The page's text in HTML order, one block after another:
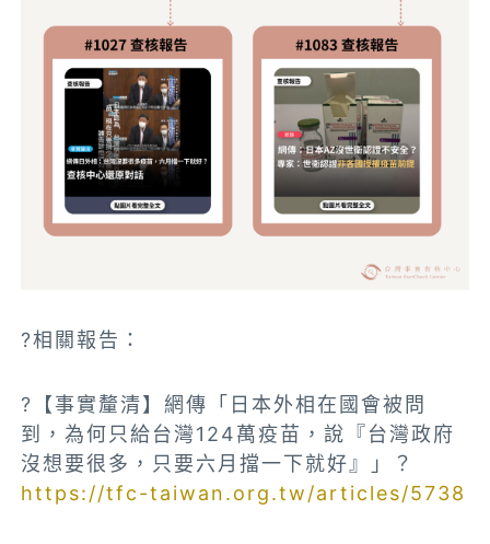
?相關報告：
?【事實釐清】網傳「日本外相在國會被問
到，為何只給台灣124萬疫苗，說『台灣政府
沒想要很多，只要六月擋一下就好』」？
https://tfc-taiwan.org.tw/articles/5738